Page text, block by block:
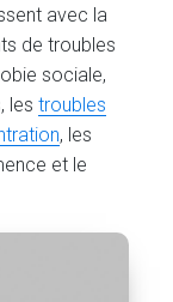
avec la
de troubles
sociale,
lestroubles
, les
et le